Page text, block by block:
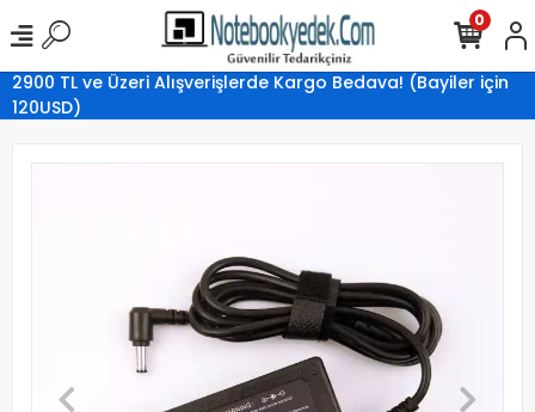
2900 TL ve Üzeri Alışverişlerde Kargo Bedava! (Bayiler için
120USD)
0